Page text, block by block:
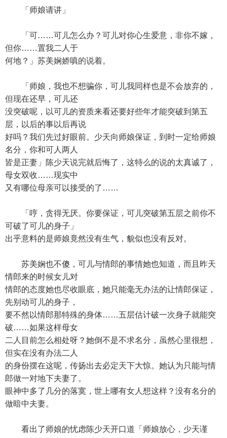
「师娘请讲」
「可……可儿怎么办？可儿对你心生爱意，非你不嫁，
但你……置我二人于
何地？」苏美娴娇嗔的说着。
「师娘，我也不想骗你，可儿我同样也是不会放弃的，
但现在还早，可儿还
没突破呢，以可儿的资质来看还要好些年才能突破到第五
层，以后的事以后再说
好吗？我们先过好眼前。少天向师娘保证，到时一定给师娘
名分，你和可人两人
皆是正妻」陈少天说完就后悔了，这特么的说的太真诚了，
母女双收……现实中
又有哪位母亲可以接受的了……
「哼，贪得无厌。你要保证，可儿突破第五层之前你不
可破了可儿的身子」
出乎意料的是师娘竟然没有生气，貌似也没有反对。
苏美娴也不傻，可儿与情郎的事情她也知道，而且昨天
情郎来的时候女儿对
情郎的态度她也尽收眼底，她只能毫无办法的让情郎保证，
先别动可儿的身子，
要不然以情郎那特殊的身体……五层估计破一次身子就能突
破……如果这样母女
二人目前怎么相处呀？她倒不是不求名分，虽然心里很想，
但实在没有办法二人
的身份摆在这呢，传扬出去必定天下大惊。她认为只能与情
郎做一对地下夫妻了。
眼神中多了几分的落寞，世上哪有女人想这样？没有名分的
做暗中夫妻。
看出了师娘的忧虑陈少天开口道「师娘放心，少天谨